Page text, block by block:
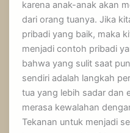
karena anak-anak akan
dari orang tuanya. Jika
pribadi yang baik, maka
menjadi contoh pribadi
bahwa yang sulit saat
sendiri adalah langkah
tua yang lebih sadar dan
merasa kewalahan
Tekanan untuk menjadi